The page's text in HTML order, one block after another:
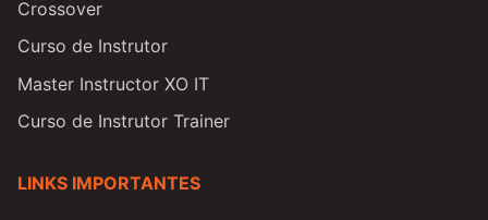
Crossover
Curso de Instrutor
Master Instructor XO IT
Curso de Instrutor Trainer
LINKS IMPORTANTES